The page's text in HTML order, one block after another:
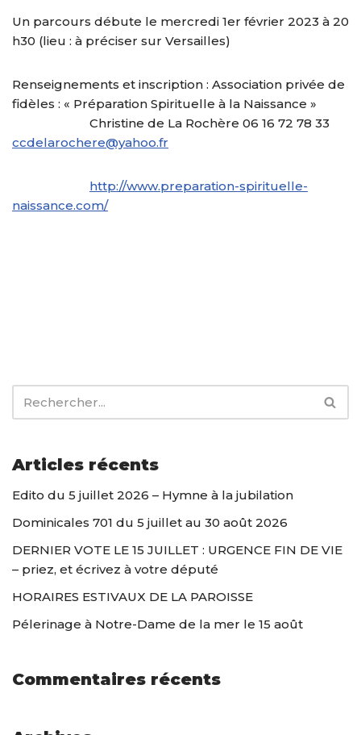
Un parcours débute le mercredi 1er février 2023 à 20
h30 (lieu : à préciser sur Versailles)
Renseignements et inscription : Association privée de
fidèles : « Préparation Spirituelle à la Naissance »
Christine de La Rochère 06 16 72 78 33
ccdelarochere@yahoo.fr
http://www.preparation-spirituelle-
naissance.com/
Articles récents
Edito du 5 juillet 2026 – Hymne à la jubilation
Dominicales 701 du 5 juillet au 30 août 2026
DERNIER VOTE LE 15 JUILLET : URGENCE FIN DE VIE
– priez, et écrivez à votre député
HORAIRES ESTIVAUX DE LA PAROISSE
Pélerinage à Notre-Dame de la mer le 15 août
Commentaires récents